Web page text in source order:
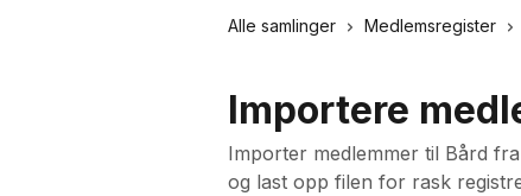
Alle samlinger Medlemsregister
Importere
Importer medlemmer til Bård
og last opp filen for rask